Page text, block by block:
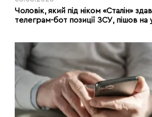
Чоловік, який під ніком «Сталін»
телеграм-бот позиції ЗСУ, пішов на